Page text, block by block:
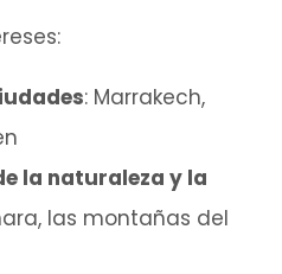
: Marrakech,
la naturaleza y la
las montañas del